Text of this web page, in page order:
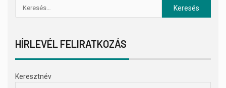
HÍRLEVÉL FELIRATKOZÁS
Keresztnév